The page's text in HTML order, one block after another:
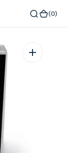
(0)